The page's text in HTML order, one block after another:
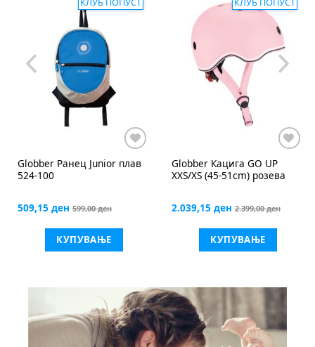
GlobberКацига GO UP
XXS/XS (45-51cm) розева
2.039,15 ден 2.399,00 ден
КУПУВАЊЕ
GlobberРакавици темно
сини
679,15 ден 799,00 ден
КУПУВАЊЕ